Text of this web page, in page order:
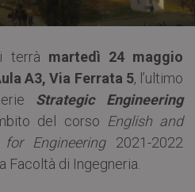
terrà martedì 24 maggio
A3, Via Ferrata 5, l’ultimo
Strategic Engineering
del corso English and
Engineering2021-2022
Facoltà di Ingegneria.